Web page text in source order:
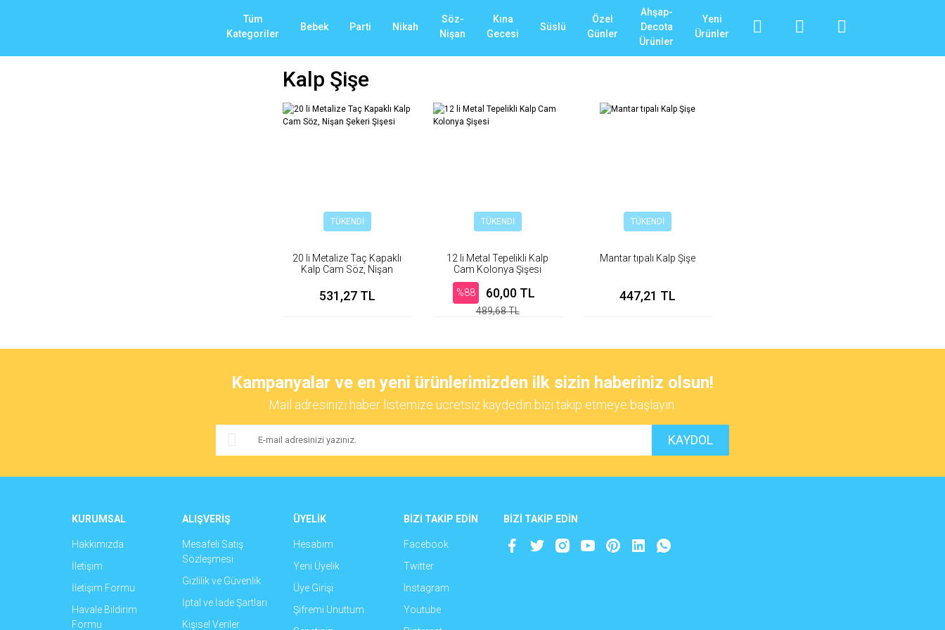
Tüm
Kategoriler
Bebek Parti Nikah
Söz-
Nişan
Kına
Gecesi
Süslü
Özel
Günler
Ahşap-
Decota
Ürünler
Yeni
Ürünler
Kalp Şişe
TÜKENDİ
20 li Metalize Taç Kapaklı
Kalp Cam Söz, Nişan
531,27 TL
TÜKENDİ
12 li Metal Tepelikli Kalp
Cam Kolonya Şişesi
%88 60,00 TL
489,68 TL
TÜKENDİ
Mantar tıpalı Kalp Şişe
447,21 TL
Kampanyalar ve en yeni ürünlerimizden ilk sizin haberiniz olsun!
Mail adresinizi haber listemize ücretsiz kaydedin bizi takip etmeye başlayın.
KAYDOL
KURUMSAL
Hakkımızda
İletişim
İletişim Formu
Havale Bildirim
Formu
ALIŞVERİŞ
Mesafeli Satış
Sözleşmesi
Gizlilik ve Güvenlik
İptal ve İade Şartları
Kişisel Veriler
ÜYELİK
Hesabım
Yeni Üyelik
Üye Girişi
Şifremi Unuttum
BİZİ TAKİP EDİN
Facebook
Twitter
Instagram
Youtube
BİZİ TAKİP EDİN